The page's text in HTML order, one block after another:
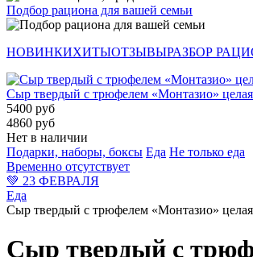
Подбор рациона для вашей семьи
НОВИНКИХИТЫОТЗЫВЫРАЗБОР
Сыр твердый с трюфелем «Монтазио» целая
5400 руб
4860 руб
Нет в наличии
Подарки, наборы, боксы Еда Не только еда
Временно отсутствует
💚 23 ФЕВРАЛЯ
Еда
Сыр твердый с трюфелем «Монтазио» целая
Сыр твердый с